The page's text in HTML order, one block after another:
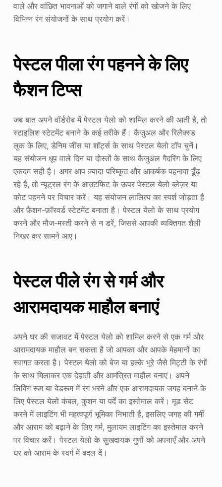
वाले और वांछित भावनाओं को जगाने वाले रंगों को खोजने के लिए
विभिन्न रंग संयोजनों के साथ प्रयोग करें।
पेस्टल पीला रंग पहनने के लिए
फैशन टिप्स
जब बात अपने वॉर्डरोब में पेस्टल येलो को शामिल करने की आती है, तो
स्टाइलिश स्टेटमेंट बनाने के कई तरीके हैं। कैजुअल और रिलैक्स्ड
लुक के लिए, डेनिम जींस या शॉर्ट्स के साथ पेस्टल येलो टॉप चुनें।
यह संयोजन धूप वाले दिन या दोस्तों के साथ कैजुअल गैदरिंग के लिए
एकदम सही है। अगर आप ज़्यादा परिष्कृत और आकर्षक पहनावा ढूँढ़
रहे हैं, तो न्यूट्रल रंग के आउटफिट के ऊपर पेस्टल येलो ब्लेज़र या
कोट पहनने पर विचार करें। यह संयोजन लालित्य का स्पर्श जोड़ता है
और फ़ैशन-फ़ॉरवर्ड स्टेटमेंट बनाता है। पेस्टल येलो के साथ प्रयोग
करने और मौज-मस्ती करने से न डरें, जिससे आपकी व्यक्तिगत शैली
निखर कर सामने आए।
पेस्टल पीले रंग से गर्म और
आरामदायक माहौल बनाएं
अपने घर की सजावट में पेस्टल येलो को शामिल करने से एक गर्म और
आरामदायक माहौल बन सकता है जो आपका और आपके मेहमानों का
स्वागत करता है। पेस्टल येलो को बेज या हल्के भूरे जैसे मिट्टी के रंगों
के साथ मिलाकर एक देहाती और आमंत्रित माहौल बनाएं। अपने
लिविंग रूम या बेडरूम में रंग भरने और एक आरामदायक जगह बनाने के
लिए पेस्टल येलो कंबल, कुशन या पर्दे का इस्तेमाल करें। मूड सेट
करने में लाइटिंग भी महत्वपूर्ण भूमिका निभाती है, इसलिए जगह की गर्मी
और आराम को बढ़ाने के लिए गर्म, मुलायम लाइटिंग का इस्तेमाल करने
पर विचार करें। पेस्टल येलो के सुखदायक गुणों को अपनाएँ और अपने
घर को आराम के स्वर्ग में बदल दें।